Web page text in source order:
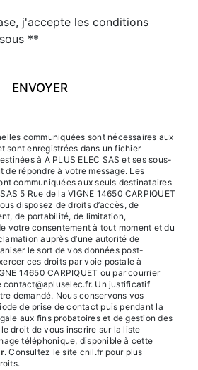
j'accepte les conditions
**
ENVOYER
communiquées sont nécessaires aux
sont enregistrées dans un fichier
à A PLUS ELEC SAS et ses sous-
de répondre à votre message. Les
communiquées aux seuls destinataires
5 Rue de la VIGNE 14650 CARPIQUET
disposez de droits d’accès, de
de portabilité, de limitation,
votre consentement à tout moment et du
auprès d’une autorité de
le sort de vos données post-
ces droits par voie postale à
14650 CARPIQUET ou par courrier
contact@apluselec.fr. Un justificatif
demandé. Nous conservons vos
de prise de contact puis pendant la
aux fins probatoires et de gestion des
droit de vous inscrire sur la liste
téléphonique, disponible à cette
. Consultez le site cnil.fr pour plus